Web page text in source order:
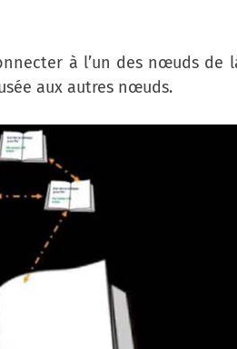
à l’un des nœuds de
aux autres nœuds.